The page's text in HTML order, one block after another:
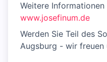
Weitere
www.josefinum.de
Werden Sie Teil des
Augsburg - wir freuen